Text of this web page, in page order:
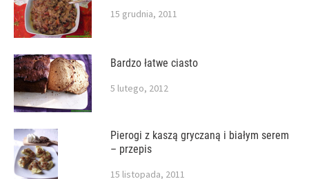
15 grudnia, 2011
Bardzo łatwe ciasto
5 lutego, 2012
Pierogi z kaszą gryczaną i białym serem
– przepis
15 listopada, 2011